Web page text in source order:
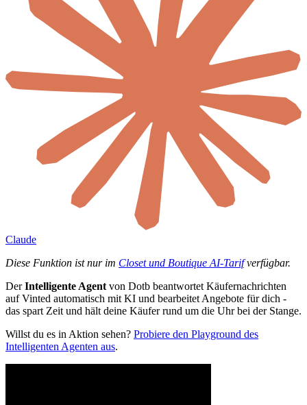
Claude
Diese Funktion ist nur im Closet und Boutique AI-Tarifverfügbar.
DerIntelligente Agent von Dotb beantwortet Käufernachrichten
auf Vinted automatisch mit KI und bearbeitet Angebote für dich -
das spart Zeit und hält deine Käufer rund um die Uhr bei der Stange.
Willst du es in Aktion sehen? Probiere den Playground des
Intelligenten Agenten aus.